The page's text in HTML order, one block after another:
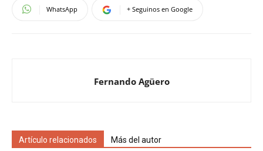
WhatsApp + Seguinos en Google
Fernando Agüero
Artículo relacionados Más del autor